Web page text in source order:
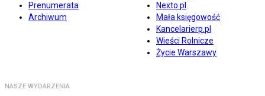
Prenumerata
Archiwum
Nexto.pl
Mała księgowość
Kancelarierp.pl
Wieści Rolnicze
Życie Warszawy
NASZE WYDARZENIA